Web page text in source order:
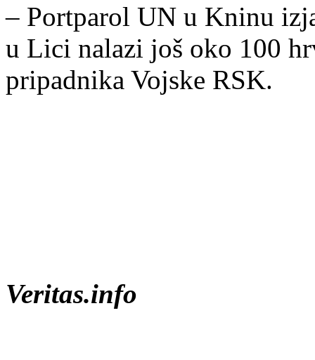
– Portparol UN u Kninu
u Lici nalazi još oko 100
pripadnika Vojske RSK.
Veritas.info